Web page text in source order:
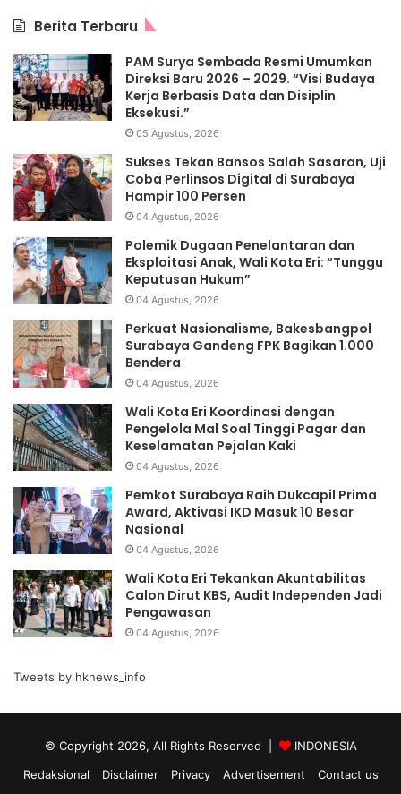
Berita Terbaru
PAM Surya Sembada Resmi Umumkan
Direksi Baru 2026 – 2029. “Visi Budaya
Kerja Berbasis Data dan Disiplin
Eksekusi.”
05 Agustus, 2026
Sukses Tekan Bansos Salah Sasaran, Uji
Coba Perlinsos Digital di Surabaya
Hampir 100 Persen
04 Agustus, 2026
Polemik Dugaan Penelantaran dan
Eksploitasi Anak, Wali Kota Eri: “Tunggu
Keputusan Hukum”
04 Agustus, 2026
Perkuat Nasionalisme, Bakesbangpol
Surabaya Gandeng FPK Bagikan 1.000
Bendera
04 Agustus, 2026
Wali Kota Eri Koordinasi dengan
Pengelola Mal Soal Tinggi Pagar dan
Keselamatan Pejalan Kaki
04 Agustus, 2026
Pemkot Surabaya Raih Dukcapil Prima
Award, Aktivasi IKD Masuk 10 Besar
Nasional
04 Agustus, 2026
Wali Kota Eri Tekankan Akuntabilitas
Calon Dirut KBS, Audit Independen Jadi
Pengawasan
04 Agustus, 2026
Tweets by hknews_info
© Copyright 2026, All Rights Reserved |
INDONESIA
Redaksional
Disclaimer Privacy Advertisement Contact us